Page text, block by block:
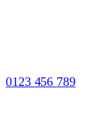
0123 456 789